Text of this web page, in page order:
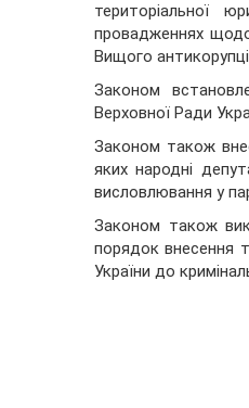
територіальної
провадженнях
Вищого
Законом
Верховної Ради
Законом також
яких народні
висловлювання у
Законом також
порядок внесення
України до